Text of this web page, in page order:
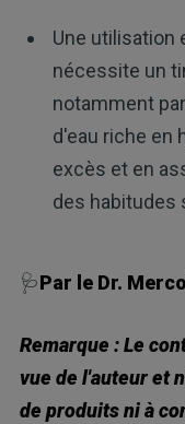
Une utilisation
nécessite un
notamment
d'eau riche en
excès et en
des habitudes
🩺Par le Dr.
Remarque : Le
vue de l'auteur et
de produits ni à